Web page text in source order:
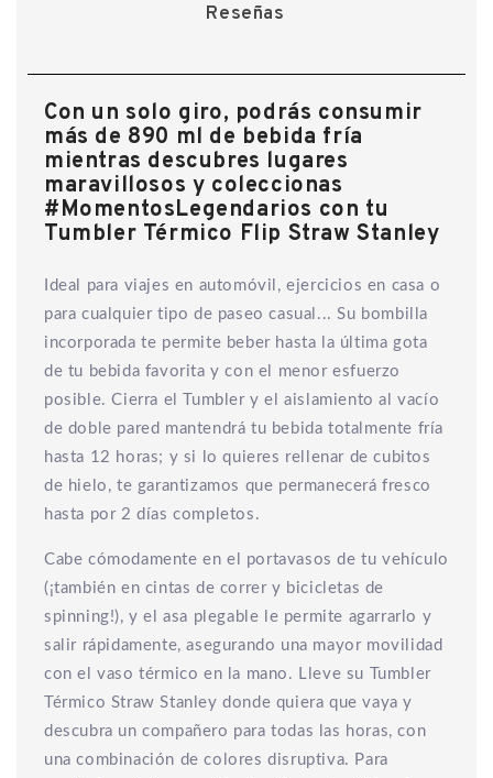
Reseñas
Con un solo giro, podrás consumir
más de 890 ml de bebida fría
mientras descubres lugares
maravillosos y coleccionas
#MomentosLegendarios con tu
Tumbler Térmico Flip Straw Stanley
Ideal para viajes en automóvil, ejercicios en casa o
para cualquier tipo de paseo casual... Su bombilla
incorporada te permite beber hasta la última gota
de tu bebida favorita y con el menor esfuerzo
posible. Cierra el Tumbler y el aislamiento al vacío
de doble pared mantendrá tu bebida totalmente fría
hasta 12 horas; y si lo quieres rellenar de cubitos
de hielo, te garantizamos que permanecerá fresco
hasta por 2 días completos.
Cabe cómodamente en el portavasos de tu vehículo
(¡también en cintas de correr y bicicletas de
spinning!), y el asa plegable le permite agarrarlo y
salir rápidamente, asegurando una mayor movilidad
con el vaso térmico en la mano. Lleve su Tumbler
Térmico Straw Stanley donde quiera que vaya y
descubra un compañero para todas las horas, con
una combinación de colores disruptiva. Para